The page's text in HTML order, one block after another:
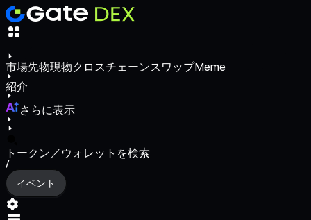
市場先物現物クロスチェーンスワップMeme
紹介
さらに表示
トークン／ウォレットを検索
/
イベント